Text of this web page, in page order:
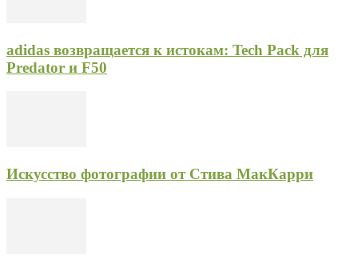
adidas возвращается к истокам: Tech Pack для
Predator и F50
Искусство фотографии от Стива МакКарри